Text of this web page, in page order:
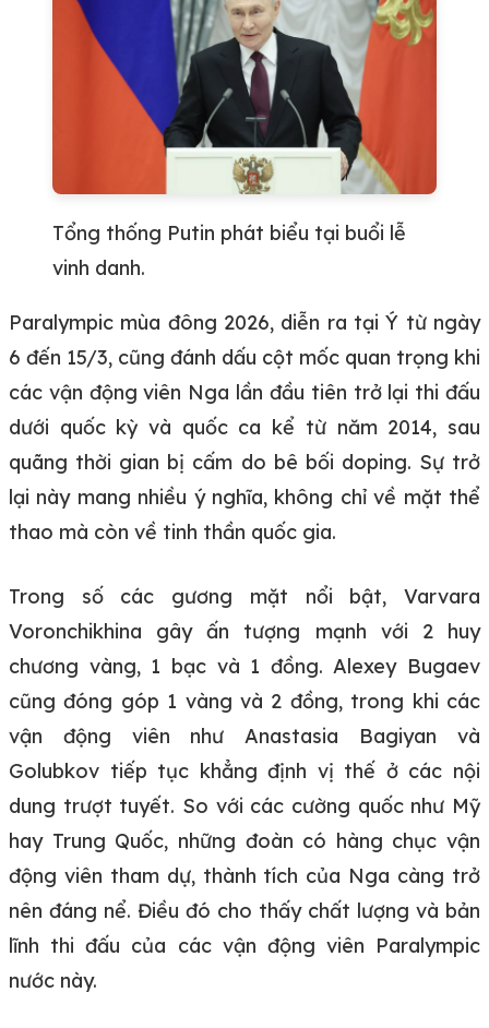
Tổng thống Putin phát biểu tại buổi lễ
vinh danh.
Paralympic mùa đông 2026, diễn ra tại Ý từ ngày
6 đến 15/3, cũng đánh dấu cột mốc quan trọng khi
các vận động viên Nga lần đầu tiên trở lại thi đấu
dưới quốc kỳ và quốc ca kể từ năm 2014, sau
quãng thời gian bị cấm do bê bối doping. Sự trở
lại này mang nhiều ý nghĩa, không chỉ về mặt thể
thao mà còn về tinh thần quốc gia.
Trong số các gương mặt nổi bật, Varvara
Voronchikhina gây ấn tượng mạnh với 2 huy
chương vàng, 1 bạc và 1 đồng. Alexey Bugaev
cũng đóng góp 1 vàng và 2 đồng, trong khi các
vận động viên như Anastasia Bagiyan và
Golubkov tiếp tục khẳng định vị thế ở các nội
dung trượt tuyết. So với các cường quốc như Mỹ
hay Trung Quốc, những đoàn có hàng chục vận
động viên tham dự, thành tích của Nga càng trở
nên đáng nể. Điều đó cho thấy chất lượng và bản
lĩnh thi đấu của các vận động viên Paralympic
nước này.